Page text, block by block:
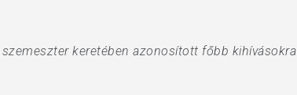
keretében azonosított főbb kihívásokra